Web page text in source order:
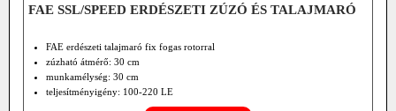
FAE SSL/SPEED ERDÉSZETI ZÚZÓ ÉS TALAJMARÓ
FAE erdészeti talajmaró fix fogas rotorral
zúzható átmérő: 30 cm
munkamélység: 30 cm
teljesítményigény: 100-220 LE